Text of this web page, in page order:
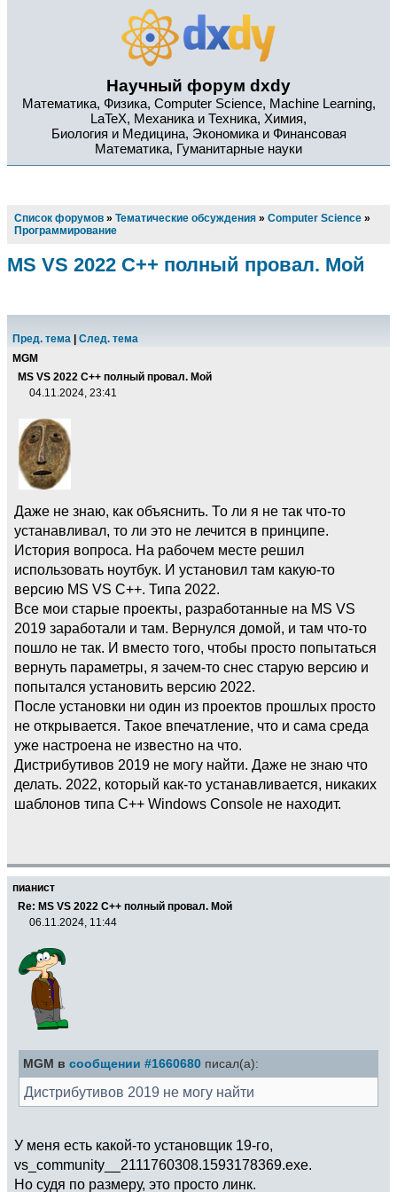
Научный форум dxdy
Математика, Физика, Computer Science, Machine Learning,
LaTeX, Механика и Техника, Химия,
Биология и Медицина, Экономика и Финансовая
Математика, Гуманитарные науки
Список форумов » Тематические обсуждения » Computer Science »
Программирование
MS VS 2022 C++ полный провал. Мой
Пред. тема
След. тема
MGM
MS VS 2022 C++ полный провал. Мой
04.11.2024, 23:41
Даже не знаю, как объяснить. То ли я не так что-то
устанавливал, то ли это не лечится в принципе.
История вопроса. На рабочем месте решил
использовать ноутбук. И установил там какую-то
версию MS VS C++. Типа 2022.
Все мои старые проекты, разработанные на MS VS
2019 заработали и там. Вернулся домой, и там что-то
пошло не так. И вместо того, чтобы просто попытаться
вернуть параметры, я зачем-то снес старую версию и
попытался установить версию 2022.
После установки ни один из проектов прошлых просто
не открывается. Такое впечатление, что и сама среда
уже настроена не известно на что.
Дистрибутивов 2019 не могу найти. Даже не знаю что
делать. 2022, который как-то устанавливается, никаких
шаблонов типа C++ Windows Console не находит.
пианист
Re: MS VS 2022 C++ полный провал. Мой
06.11.2024, 11:44
MGM в сообщении #1660680 писал(а):
Дистрибутивов 2019 не могу найти
У меня есть какой-то установщик 19-го,
vs_community__2111760308.1593178369.exe.
Но судя по размеру, это просто линк.